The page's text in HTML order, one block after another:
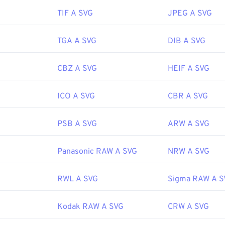
Wide Web Consortium (W3C)
svg-file-4120603
TIF A SVG JPEG A SVG
TGA A SVG DIB A SVG
CBZ A SVG HEIF A SVG
ICO A SVG CBR A SVG
PSB A SVG ARW A SVG
Panasonic RAW A SVG NRW A SVG
RWL A SVG Sigma RAW A
Kodak RAW A SVG CRW A SVG